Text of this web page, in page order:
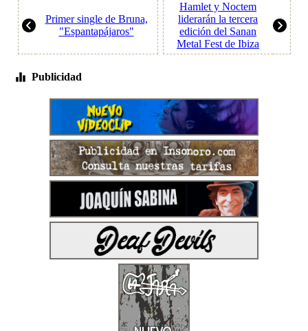
Primer single de Bruna,
"Espantapájaros"
Hamlet y Noctem
liderarán la tercera
edición del Sanan
Metal Fest de Ibiza
Publicidad